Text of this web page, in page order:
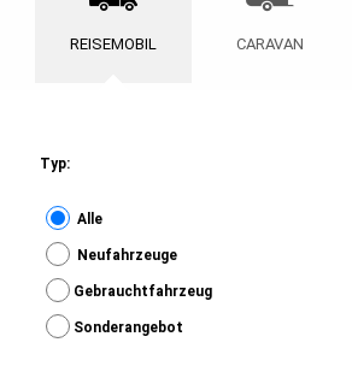
REISEMOBIL CARAVAN
Typ:
Alle
Neufahrzeuge
Gebrauchtfahrzeug
Sonderangebot